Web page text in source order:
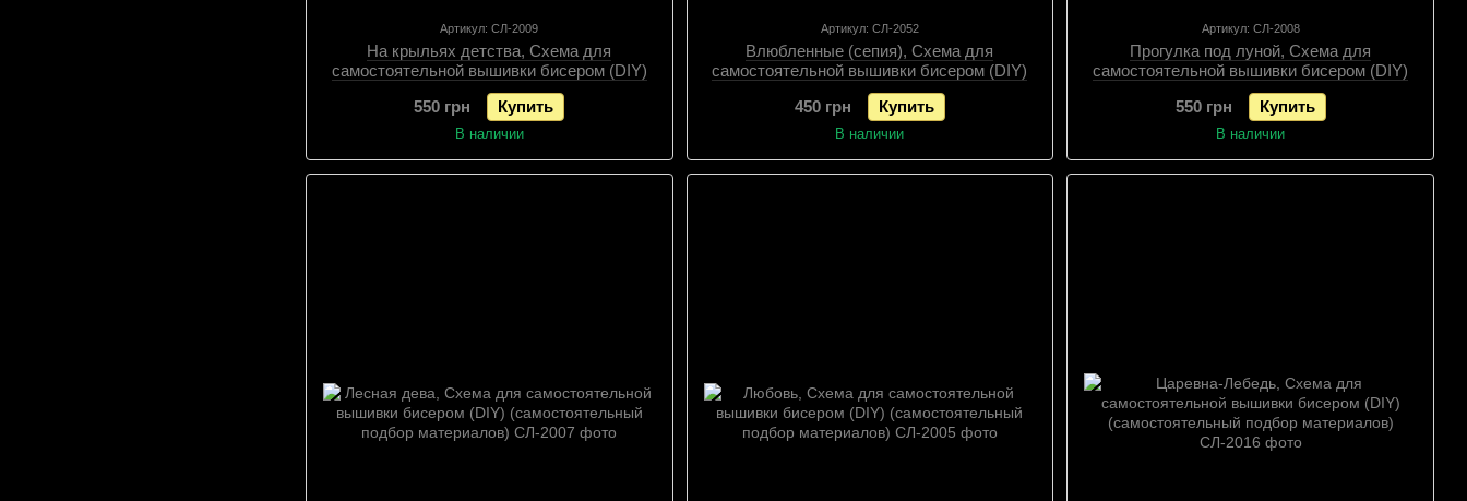
Артикул: СЛ-2009
На крыльях детства, Схема для
самостоятельной вышивки бисером (DIY)
(самостоятельный подбор материалов),
Схема
550 грн Купить
В наличии
Артикул: СЛ-2052
Влюбленные (сепия), Схема для
самостоятельной вышивки бисером (DIY)
(самостоятельный подбор материалов),
Схема
450 грн Купить
В наличии
Артикул: СЛ-2008
Прогулка под луной, Схема для
самостоятельной вышивки бисером (DIY)
(самостоятельный подбор материалов),
Схема
550 грн Купить
В наличии